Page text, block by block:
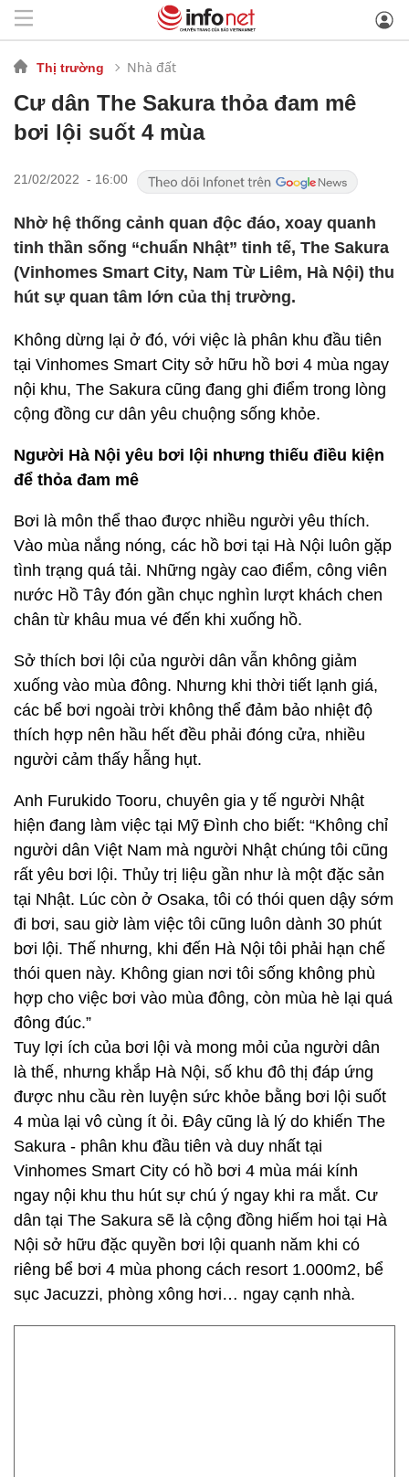
Thị trường Nhà đất
Cư dân The Sakura thỏa đam mê
bơi lội suốt 4 mùa
21/02/2022 - 16:00
Nhờ hệ thống cảnh quan độc đáo, xoay quanh
tinh thần sống “chuẩn Nhật” tinh tế, The Sakura
(Vinhomes Smart City, Nam Từ Liêm, Hà Nội) thu
hút sự quan tâm lớn của thị trường.
Không dừng lại ở đó, với việc là phân khu đầu tiên
tại Vinhomes Smart City sở hữu hồ bơi 4 mùa ngay
nội khu, The Sakura cũng đang ghi điểm trong lòng
cộng đồng cư dân yêu chuộng sống khỏe.
Người Hà Nội yêu bơi lội nhưng thiếu điều kiện
để thỏa đam mê
Bơi là môn thể thao được nhiều người yêu thích.
Vào mùa nắng nóng, các hồ bơi tại Hà Nội luôn gặp
tình trạng quá tải. Những ngày cao điểm, công viên
nước Hồ Tây đón gần chục nghìn lượt khách chen
chân từ khâu mua vé đến khi xuống hồ.
Sở thích bơi lội của người dân vẫn không giảm
xuống vào mùa đông. Nhưng khi thời tiết lạnh giá,
các bể bơi ngoài trời không thể đảm bảo nhiệt độ
thích hợp nên hầu hết đều phải đóng cửa, nhiều
người cảm thấy hẫng hụt.
Anh Furukido Tooru, chuyên gia y tế người Nhật
hiện đang làm việc tại Mỹ Đình cho biết: “Không chỉ
người dân Việt Nam mà người Nhật chúng tôi cũng
rất yêu bơi lội. Thủy trị liệu gần như là một đặc sản
tại Nhật. Lúc còn ở Osaka, tôi có thói quen dậy sớm
đi bơi, sau giờ làm việc tôi cũng luôn dành 30 phút
bơi lội. Thế nhưng, khi đến Hà Nội tôi phải hạn chế
thói quen này. Không gian nơi tôi sống không phù
hợp cho việc bơi vào mùa đông, còn mùa hè lại quá
đông đúc.”
Tuy lợi ích của bơi lội và mong mỏi của người dân
là thế, nhưng khắp Hà Nội, số khu đô thị đáp ứng
được nhu cầu rèn luyện sức khỏe bằng bơi lội suốt
4 mùa lại vô cùng ít ỏi. Đây cũng là lý do khiến The
Sakura - phân khu đầu tiên và duy nhất tại
Vinhomes Smart City có hồ bơi 4 mùa mái kính
ngay nội khu thu hút sự chú ý ngay khi ra mắt. Cư
dân tại The Sakura sẽ là cộng đồng hiếm hoi tại Hà
Nội sở hữu đặc quyền bơi lội quanh năm khi có
riêng bể bơi 4 mùa phong cách resort 1.000m2, bể
sục Jacuzzi, phòng xông hơi… ngay cạnh nhà.